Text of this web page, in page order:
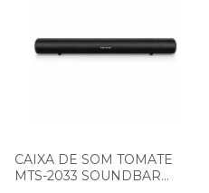
CAIXA DE SOM TOMATE
MTS-2033 SOUNDBAR